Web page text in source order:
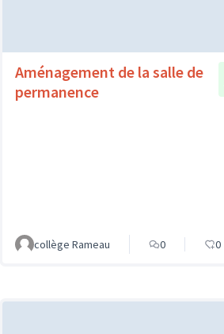
Aménagement de la salle de
permanence
collège Rameau 0 0